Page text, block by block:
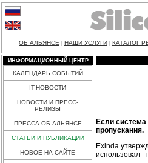
ОБ АЛЬЯНСЕ НАШИ УСЛУГИ КАТАЛОГ
ИНФОРМАЦИОННЫЙ ЦЕНТР
КАЛЕНДАРЬ СОБЫТИЙ
IT-НОВОСТИ
НОВОСТИ И ПРЕСС-
РЕЛИЗЫ
ПРЕССА ОБ АЛЬЯНСЕ
СТАТЬИ И ПУБЛИКАЦИИ
НОВОЕ НА САЙТЕ
Если система
пропускания.
Exinda
использовал -